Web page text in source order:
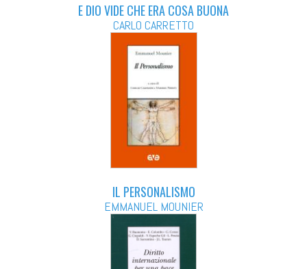
E DIO VIDE CHE ERA COSA BUONA
CARLO CARRETTO
IL PERSONALISMO
EMMANUEL MOUNIER